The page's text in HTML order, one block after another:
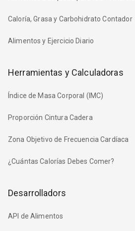
Caloría, Grasa y Carbohidrato Contador
Alimentos y Ejercicio Diario
Herramientas y Calculadoras
Índice de Masa Corporal (IMC)
Proporción Cintura Cadera
Zona Objetivo de Frecuencia Cardíaca
¿Cuántas Calorías Debes Comer?
Desarrolladors
API de Alimentos